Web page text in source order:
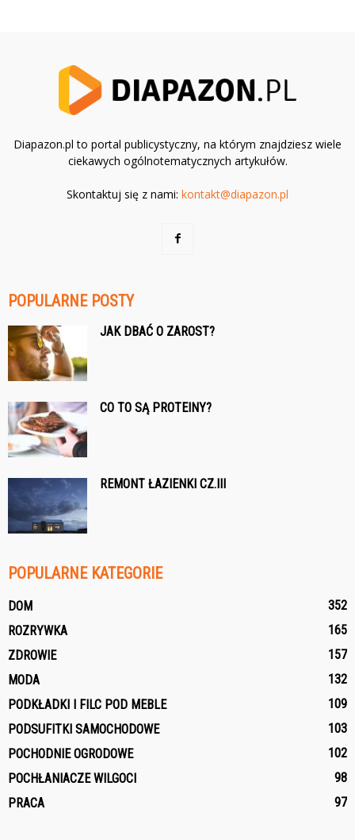
Diapazon.pl to portal publicystyczny, na którym znajdziesz wiele
ciekawych ogólnotematycznych artykułów.
Skontaktuj się z nami: kontakt@diapazon.pl
POPULARNE POSTY
JAK DBAĆ O ZAROST?
CO TO SĄ PROTEINY?
REMONT ŁAZIENKI CZ.III
POPULARNE KATEGORIE
DOM
352
ROZRYWKA
165
ZDROWIE
157
MODA
132
PODKŁADKI I FILC POD MEBLE
109
PODSUFITKI SAMOCHODOWE
103
POCHODNIE OGRODOWE
102
POCHŁANIACZE WILGOCI
98
PRACA
97